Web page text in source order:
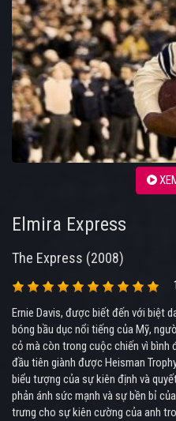
Elmira Express
The Express (2008)
Ernie Davis, được biết đến với biệt
bóng bầu dục nổi tiếng của Mỹ,
cỏ mà còn trong cuộc chiến vì bình
đầu tiên giành được Heisman
biểu tượng của sự kiên định và
phản ánh sức mạnh và sự bền bỉ
trưng cho sự kiên cường của anh